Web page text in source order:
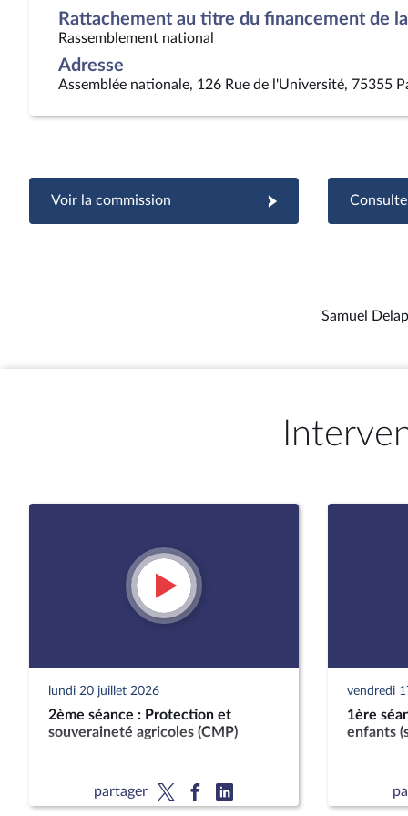
Rattachement au titre du financement de
Rassemblement national
Adresse
Assemblée nationale, 126 Rue de l'Université, 75355
Voir la commission
Samuel
lundi 20 juillet 2026
2ème séance : Protection et
souveraineté agricoles (CMP)
partager
vendredi
1ère
enfants